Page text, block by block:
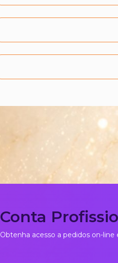
Conta
Obtenha acesso a pedidos on-